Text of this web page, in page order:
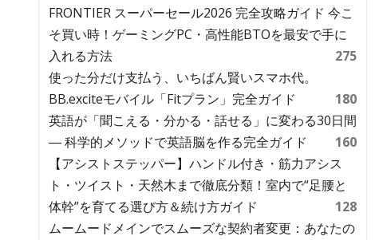
FRONTIER スーパーセール2026 完全攻略ガイド 今こ
そ買い時！ゲーミングPC・高性能BTOを最安で手に
入れる方法
275
使った分だけ支払う、いちばん賢いスマホ代。
BB.exciteモバイル「Fitプラン」完全ガイド
180
英語が「聞こえる・分かる・話せる」に変わる30日間
― 科学的メソッドで英語脳を作る完全ガイド
160
【アシストステッパー】ハンドル付き・筋力アシス
ト・ツイスト・天然木まで徹底分類！室内で“足腰と
体幹”を育てる選び方＆続け方ガイド
128
ムームードメインでスムーズな契約者変更：あなたの